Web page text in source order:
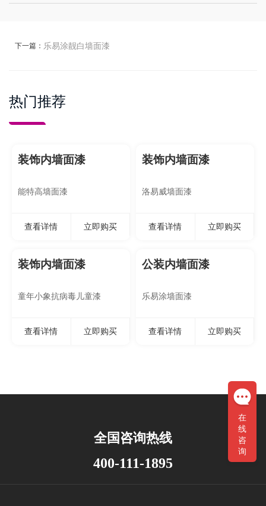
下一篇： 乐易涂靓白墙面漆
热门推荐
装饰内墙面漆
能特高墙面漆
查看详情 立即购买
装饰内墙面漆
洛易威墙面漆
查看详情 立即购买
装饰内墙面漆
童年小象抗病毒儿童漆
查看详情 立即购买
公装内墙面漆
乐易涂墙面漆
查看详情 立即购买
全国咨询热线
400-111-1895
在
线
咨
询